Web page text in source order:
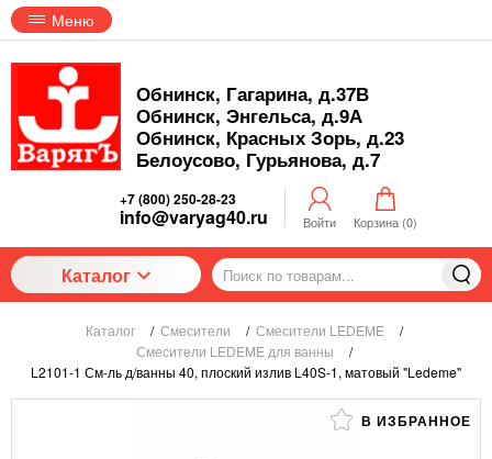
Меню
Обнинск, Гагарина, д.37В
Обнинск, Энгельса, д.9А
Обнинск, Красных Зорь, д.23
Белоусово, Гурьянова, д.7
+7 (800) 250-28-23
info@varyag40.ru Войти Корзина (0)
Каталог
Каталог / Смесители / Смесители LEDEME
/
Смесители LEDEME для ванны
/
L2101-1 См-ль д/ванны 40, плоский излив L40S-1, матовый "Ledeme"
В ИЗБРАННОЕ